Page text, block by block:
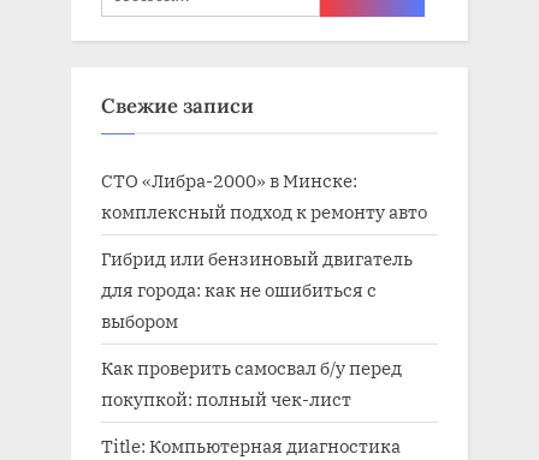
Свежие записи
СТО «Либра-2000» в Минске:
комплексный подход к ремонту авто
Гибрид или бензиновый двигатель
для города: как не ошибиться с
выбором
Как проверить самосвал б/у перед
покупкой: полный чек-лист
Title: Компьютерная диагностика